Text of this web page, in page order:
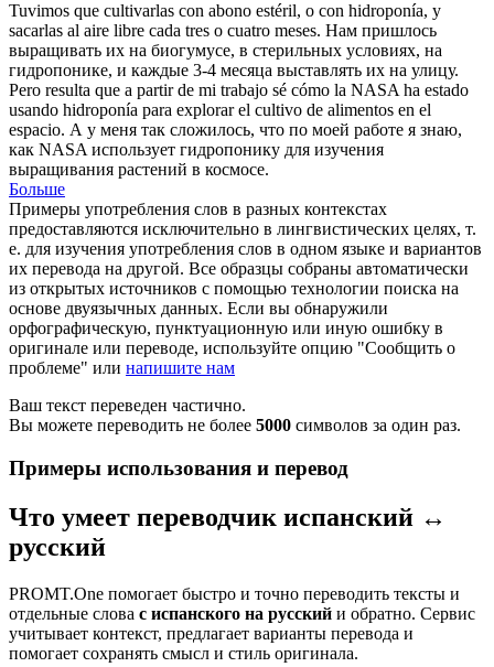
Tuvimos que cultivarlas con abono estéril, o con hidroponía, y
sacarlas al aire libre cada tres o cuatro meses. Нам пришлось
выращивать их на биогумусе, в стерильных условиях, на
гидропонике, и каждые 3-4 месяца выставлять их на улицу.
Pero resulta que a partir de mi trabajo sé cómo la NASA ha estado
usando hidroponía para explorar el cultivo de alimentos en el
espacio. А у меня так сложилось, что по моей работе я знаю,
как NASA использует гидропонику для изучения
выращивания растений в космосе.
Больше
Примеры употребления слов в разных контекстах
предоставляются исключительно в лингвистических целях, т.
е. для изучения употребления слов в одном языке и вариантов
их перевода на другой. Все образцы собраны автоматически
из открытых источников с помощью технологии поиска на
основе двуязычных данных. Если вы обнаружили
орфографическую, пунктуационную или иную ошибку в
оригинале или переводе, используйте опцию "Сообщить о
проблеме" или напишите нам
Ваш текст переведен частично.
Вы можете переводить не более 5000 символов за один раз.
Примеры использования и перевод
Что умеет переводчик испанский ↔
русский
PROMT.One помогает быстро и точно переводить тексты и
отдельные слова с испанского на русский и обратно. Сервис
учитывает контекст, предлагает варианты перевода и
помогает сохранять смысл и стиль оригинала.